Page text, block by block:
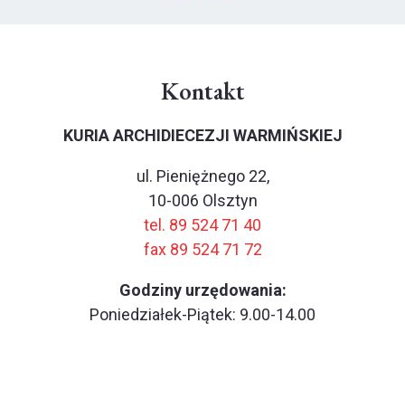
Kontakt
KURIA ARCHIDIECEZJI WARMIŃSKIEJ
ul. Pieniężnego 22,
10-006 Olsztyn
tel. 89 524 71 40
fax 89 524 71 72
Godziny urzędowania:
Poniedziałek-Piątek: 9.00-14.00